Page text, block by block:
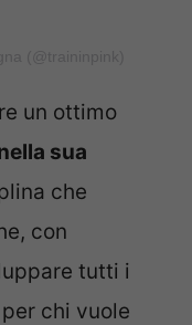
un ottimo
sua
che
con
tutti i
chi vuole